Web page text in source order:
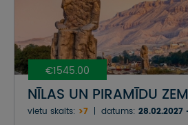
€1545.00
NĪLAS UN PIRAMĪDU
vietu skaits: >7 datums: 28.02.2027